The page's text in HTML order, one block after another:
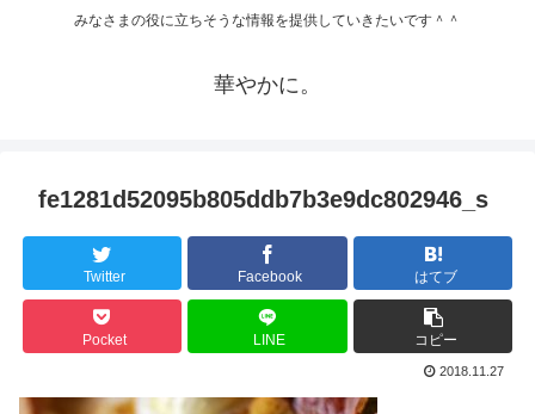
みなさまの役に立ちそうな情報を提供していきたいです＾＾
華やかに。
fe1281d52095b805ddb7b3e9dc802946_s
Twitter Facebook はてブ
Pocket LINE コピー
2018.11.27